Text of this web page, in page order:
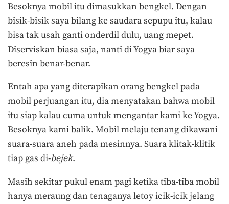
Besoknya mobil itu dimasukkan bengkel. Dengan
bisik-bisik saya bilang ke saudara sepupu itu, kalau
bisa tak usah ganti onderdil dulu, uang mepet.
Diserviskan biasa saja, nanti di Yogya biar saya
beresin benar-benar.
Entah apa yang diterapikan orang bengkel pada
mobil perjuangan itu, dia menyatakan bahwa mobil
itu siap kalau cuma untuk mengantar kami ke Yogya.
Besoknya kami balik. Mobil melaju tenang dikawani
suara-suara aneh pada mesinnya. Suara klitak-klitik
tiap gas di-bejek.
Masih sekitar pukul enam pagi ketika tiba-tiba mobil
hanya meraung dan tenaganya letoy icik-icik jelang